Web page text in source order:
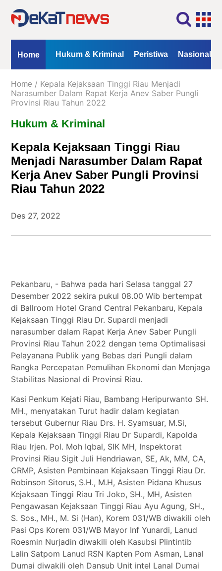
Home
Kanal
Berita
Hukum
&
Peristiwa
Nasional
Daerah
Lifestyle
Opini Hukum & Kriminal Peristiwa Nasional
Home
Home / Kepala Kejaksaan Tinggi Riau Menjadi
Narasumber Dalam Rapat Kerja Anev Saber Pungli
Provinsi Riau Tahun 2022
Hukum & Kriminal
Kepala Kejaksaan Tinggi Riau
Menjadi Narasumber Dalam Rapat
Kerja Anev Saber Pungli Provinsi
Riau Tahun 2022
Des 27, 2022
Pekanbaru, - Bahwa pada hari Selasa tanggal 27
Desember 2022 sekira pukul 08.00 Wib bertempat
di Ballroom Hotel Grand Central Pekanbaru, Kepala
Kejaksaan Tinggi Riau Dr. Supardi menjadi
narasumber dalam Rapat Kerja Anev Saber Pungli
Provinsi Riau Tahun 2022 dengan tema Optimalisasi
Pelayanana Publik yang Bebas dari Pungli dalam
Rangka Percepatan Pemulihan Ekonomi dan Menjaga
Stabilitas Nasional di Provinsi Riau.
Kasi Penkum Kejati Riau, Bambang Heripurwanto SH.
MH., menyatakan Turut hadir dalam kegiatan
tersebut Gubernur Riau Drs. H. Syamsuar, M.Si,
Kepala Kejaksaan Tinggi Riau Dr Supardi, Kapolda
Riau Irjen. Pol. Moh Iqbal, SIK MH, Inspektorat
Provinsi Riau Sigit Juli Hendriawan, SE, Ak, MM, CA,
CRMP, Asisten Pembinaan Kejaksaan Tinggi Riau Dr.
Robinson Sitorus, S.H., M.H, Asisten Pidana Khusus
Kejaksaan Tinggi Riau Tri Joko, SH., MH, Asisten
Pengawasan Kejaksaan Tinggi Riau Ayu Agung, SH.,
S. Sos., MH., M. Si (Han), Korem 031/WB diwakili oleh
Pasi Ops Korem 031/WB Mayor Inf Yunardi, Lanud
Roesmin Nurjadin diwakili oleh Kasubsi Plintintib
Lalin Satpom Lanud RSN Kapten Pom Asman, Lanal
Dumai diwakili oleh Dansub Unit intel Lanal Dumai